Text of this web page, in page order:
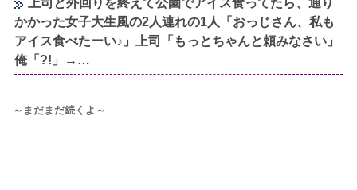
上司と外回りを終えて公園でアイス食ってたら、通り
かかった女子大生風の2人連れの1人「おっじさん、私も
アイス食べたーい♪」上司「もっとちゃんと頼みなさい」
俺「?!」→…
～まだまだ続くよ～